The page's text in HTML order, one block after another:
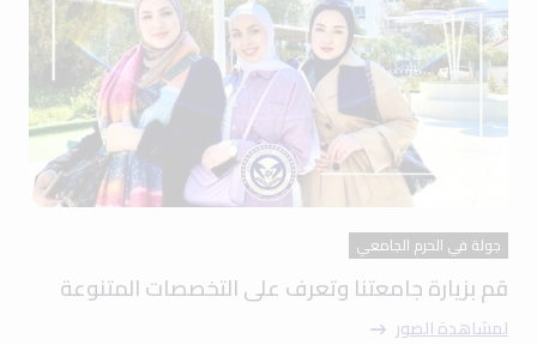
جولة في الحرم الجامعي
قم بزيارة جامعتنا وتعرف على التخصصات المتنوعة
لمشاهدة الصور